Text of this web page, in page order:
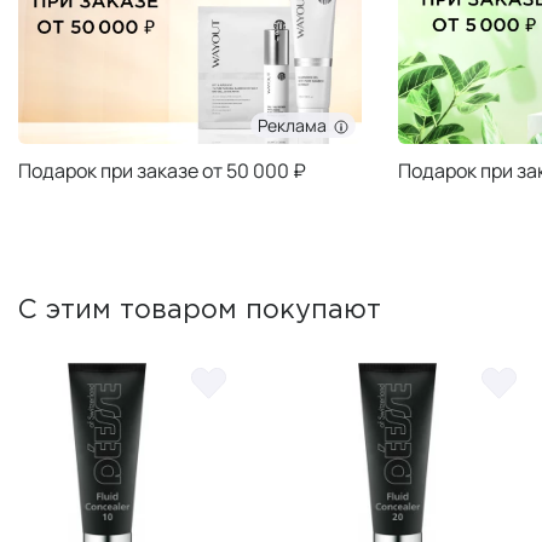
Реклама
Подарок при заказе от 50 000 ₽ Подарок при
С этим товаром покупают